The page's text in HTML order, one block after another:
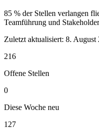
85 % der Stellen verlangen
Teamführung und
Zuletzt aktualisiert: 8. August
216
Offene Stellen
0
Diese Woche neu
127